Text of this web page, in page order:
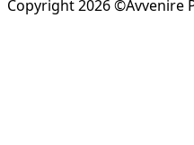
Copyright 2026 ©Avvenire